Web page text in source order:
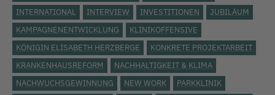
INTERNATIONAL
INTERVIEW INVESTITIONEN
JUBILÄUM
KAMPAGNENENTWICKLUNG
KLINIKOFFENSIVE
KÖNIGIN ELISABETH HERZBERGE
KONKRETE PROJEKTARBEIT
KRANKENHAUSREFORM
NACHHALTIGKEIT & KLIMA
NACHWUCHSGEWINNUNG
NEW WORK
PARKKLINIK